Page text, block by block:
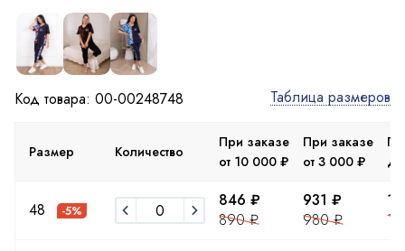
Код товара: 00-00248748 Таблица размеров
Размер Количество
При заказе
от 10 000 ₽
При заказе
от 3 000 ₽
48 -5%
846 ₽
890 ₽
931 ₽
980 ₽